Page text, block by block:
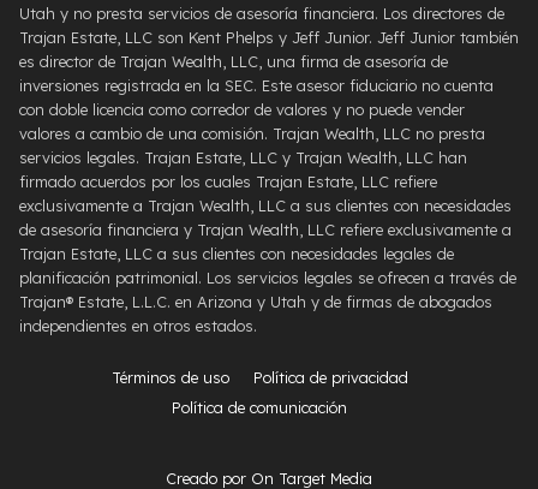
Utah y no presta servicios de asesoría financiera. Los directores de
Trajan Estate, LLC son Kent Phelps y Jeff Junior. Jeff Junior también
es director de Trajan Wealth, LLC, una firma de asesoría de
inversiones registrada en la SEC. Este asesor fiduciario no cuenta
con doble licencia como corredor de valores y no puede vender
valores a cambio de una comisión. Trajan Wealth, LLC no presta
servicios legales. Trajan Estate, LLC y Trajan Wealth, LLC han
firmado acuerdos por los cuales Trajan Estate, LLC refiere
exclusivamente a Trajan Wealth, LLC a sus clientes con necesidades
de asesoría financiera y Trajan Wealth, LLC refiere exclusivamente a
Trajan Estate, LLC a sus clientes con necesidades legales de
planificación patrimonial. Los servicios legales se ofrecen a través de
Trajan® Estate, L.L.C. en Arizona y Utah y de firmas de abogados
independientes en otros estados.
Términos de uso
Política de privacidad
Política de comunicación
Creado por On Target Media